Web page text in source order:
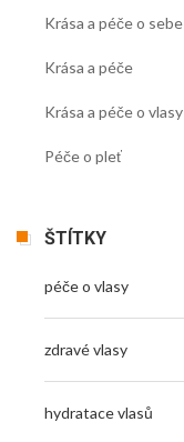
Krása a péče o sebe
Krása a péče
Krása a péče o vlasy
Péče o pleť
ŠTÍTKY
péče o vlasy
zdravé vlasy
hydratace vlasů